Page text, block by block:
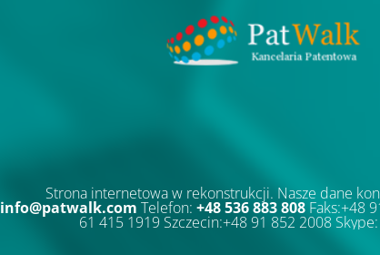
Strona internetowa w rekonstrukcji. Nasze dane
info@patwalk.com Telefon: +48 536 883 808Faks:+48
61 415 1919 Szczecin:+48 91 852 2008